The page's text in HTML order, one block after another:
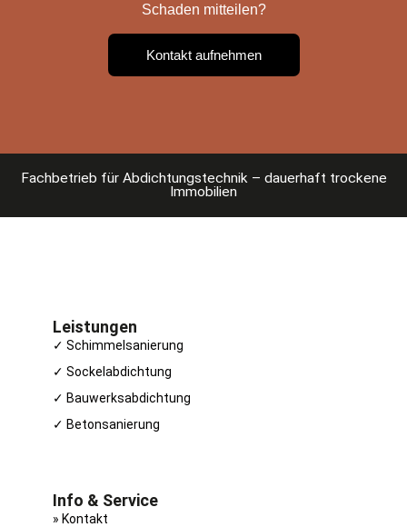
Schaden mitteilen?
Kontakt aufnehmen
Fachbetrieb für Abdichtungstechnik – dauerhaft trockene
Immobilien
Leistungen
✓ Schimmelsanierung
✓ Sockelabdichtung
✓ Bauwerksabdichtung
✓ Betonsanierung
Info & Service
» Kontakt